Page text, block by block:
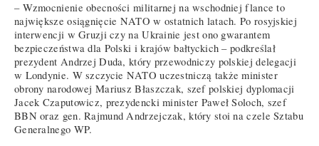
– Wzmocnienie obecności militarnej na wschodniej flance to
największe osiągnięcie NATO w ostatnich latach. Po rosyjskiej
interwencji w Gruzji czy na Ukrainie jest ono gwarantem
bezpieczeństwa dla Polski i krajów bałtyckich – podkreślał
prezydent Andrzej Duda, który przewodniczy polskiej delegacji
w Londynie. W szczycie NATO uczestniczą także minister
obrony narodowej Mariusz Błaszczak, szef polskiej dyplomacji
Jacek Czaputowicz, prezydencki minister Paweł Soloch, szef
BBN oraz gen. Rajmund Andrzejczak, który stoi na czele Sztabu
Generalnego WP.